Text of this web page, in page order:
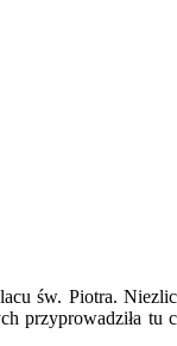
św. Piotra.
przyprowadziła